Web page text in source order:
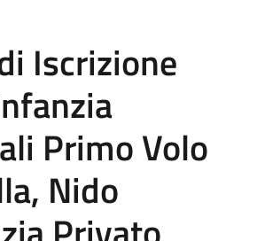
Iscrizione
Primo Volo
Nido